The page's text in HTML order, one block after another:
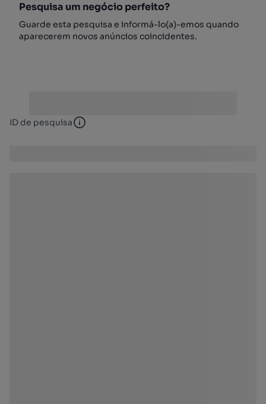
Pesquisa um negócio perfeito?
Guarde esta pesquisa e informá-lo(a)-emos quando
aparecerem novos anúncios coincidentes.
ID de pesquisa ID de pesquisa